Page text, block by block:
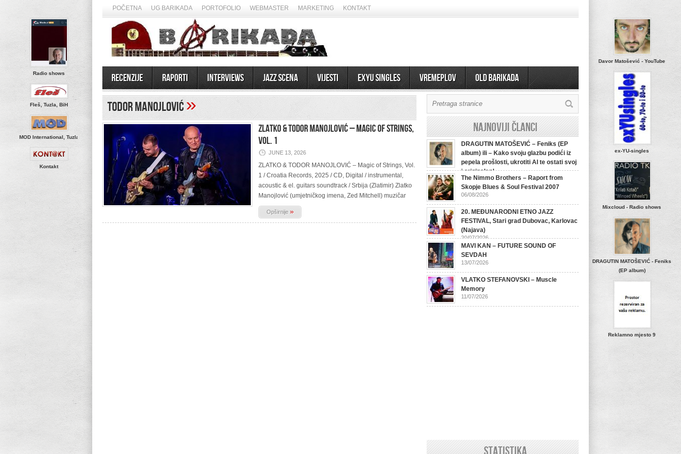
POČETNA UG BARIKADA PORTOFOLIO WEBMASTER MARKETING KONTAKT
Recenzije Raporti Interviews Jazz scena Vijesti EXYU Singles Vremeplov OLD BARIKADA
Radio shows
Fleš, Tuzla, BiH
MOD International, Tuzla
Kontakt
Davor Matošević - YouTube
ex-YU-singles
Mixcloud - Radio shows
DRAGUTIN MATOŠEVIĆ - Feniks
(EP album)
Reklamno mjesto 9
Todor Manojlović»
ZLATKO & TODOR MANOJLOVIĆ – Magic of Strings,
Vol. 1
JUNE 13, 2026
ZLATKO & TODOR MANOJLOVIĆ – Magic of Strings, Vol.
1 / Croatia Records, 2025 / CD, Digital / instrumental,
acoustic & el. guitars soundtrack / Srbija (Zlatimir) Zlatko
Manojlović (umjetničkog imena, Zed Mitchell) muzičar
Opširnije »
Najnoviji članci
DRAGUTIN MATOŠEVIĆ – Feniks (EP
album) ili – Kako svoju glazbu podići iz
pepela prošlosti, ukrotiti AI te ostati svoj
i originalan!
07/08/2026
The Nimmo Brothers – Raport from
Skopje Blues & Soul Festival 2007
06/08/2026
20. MEĐUNARODNI ETNO JAZZ
FESTIVAL, Stari grad Dubovac, Karlovac
(Najava)
20/07/2026
MAVI KAN – FUTURE SOUND OF
SEVDAH
13/07/2026
VLATKO STEFANOVSKI – Muscle
Memory
11/07/2026